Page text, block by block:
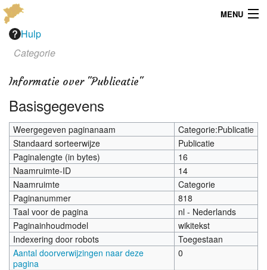
MENU
Menu
Locaties
Kaarten
Overig
Verenigingsinfo
Hulp
Categorie
Informatie over "Publicatie"
Basisgegevens
Weergegeven paginanaam
Categorie:Publicatie
Standaard sorteerwijze
Publicatie
Paginalengte (in bytes)
16
Naamruimte-ID
14
Naamruimte
Categorie
Paginanummer
818
Taal voor de pagina
nl - Nederlands
Paginainhoudmodel
wikitekst
Indexering door robots
Toegestaan
Aantal doorverwijzingen naar deze
pagina
0